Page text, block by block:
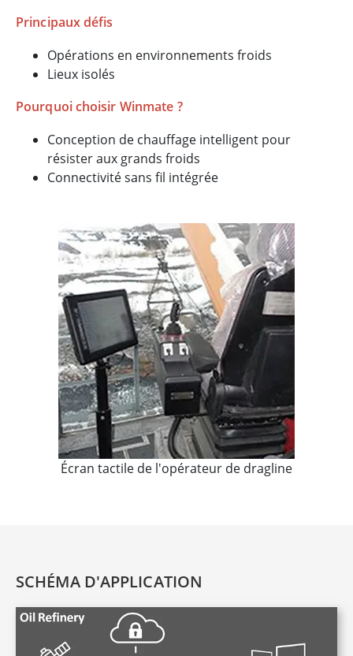
Principaux défis
Opérations en environnements froids
Lieux isolés
Pourquoi choisir Winmate ?
Conception de chauffage intelligent pour
résister aux grands froids
Connectivité sans fil intégrée
Écran tactile de l'opérateur de dragline
SCHÉMA D'APPLICATION